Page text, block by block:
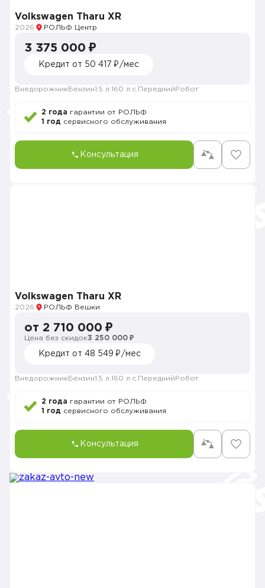
Volkswagen Tharu XR
2026 РОЛЬФ Центр
3 375 000 ₽
Кредит от 50 417 ₽/мес
Внедорожник Бензин1.5 л. 160 л.с. Передний Робот
2 года гарантии от РОЛЬФ
1 год сервисного обслуживания
Консультация
Volkswagen Tharu XR
2026 РОЛЬФ Вешки
от 2 710 000 ₽
Цена без скидок3 250 000 ₽
Кредит от 48 549 ₽/мес
Внедорожник Бензин1.5 л. 160 л.с. Передний Робот
2 года гарантии от РОЛЬФ
1 год сервисного обслуживания
Консультация